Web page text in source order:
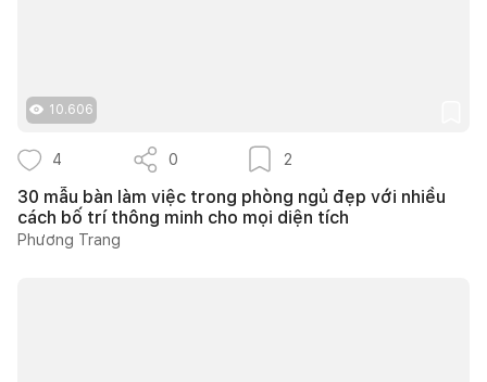
10.606
4 0 2
30 mẫu bàn làm việc trong phòng ngủ đẹp với nhiều
cách bố trí thông minh cho mọi diện tích
Phương Trang